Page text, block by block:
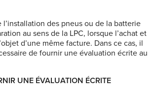
des pneus ou de la batterie
au sens de la LPC, lorsque l’achat et
d’une même facture. Dans ce cas, il
de fournir une évaluation écrite au
UNE ÉVALUATION ÉCRITE